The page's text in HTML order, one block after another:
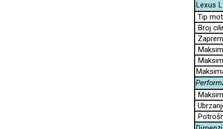
Lexus
Tip
Broj